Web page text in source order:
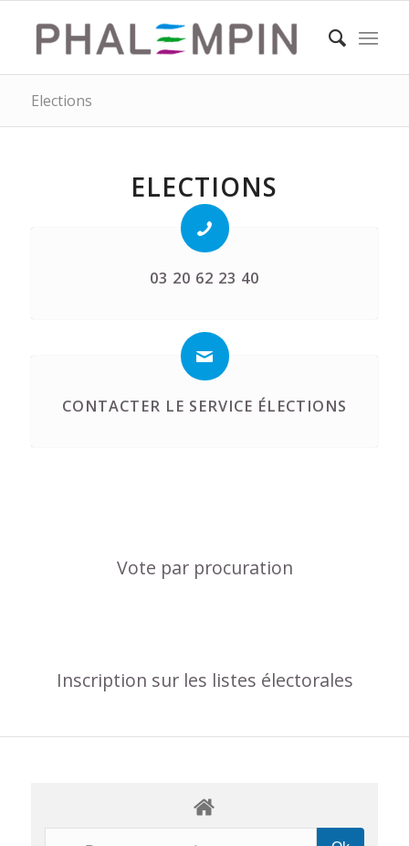
Elections
ELECTIONS
03 20 62 23 40
CONTACTER LE SERVICE ÉLECTIONS
Vote par procuration
Inscription sur les listes électorales